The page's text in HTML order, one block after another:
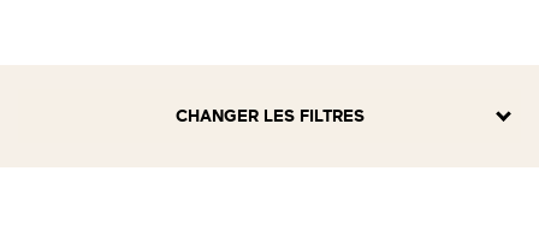
CHANGER LES FILTRES